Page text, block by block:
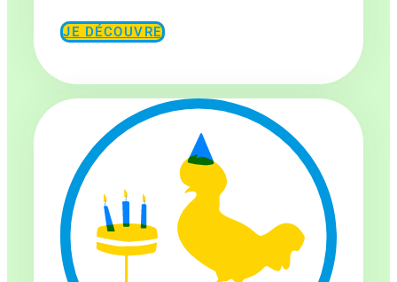
JE DÉCOUVRE